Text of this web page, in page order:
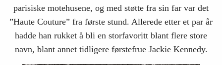
parisiske motehusene, og med støtte fra sin far var det
”Haute Couture” fra første stund. Allerede etter et par år
hadde han rukket å bli en storfavoritt blant flere store
navn, blant annet tidligere førstefrue Jackie Kennedy.